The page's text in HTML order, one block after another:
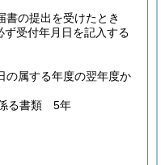
書の提出を受けたとき
受付年月日を記入する
の属する年度の翌年度か
る書類 5年